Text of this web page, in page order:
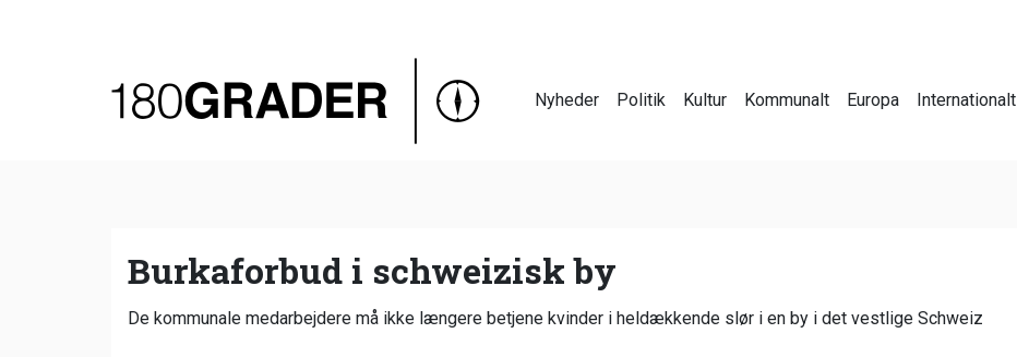
Nyheder Politik Kultur Kommunalt Europa Internationalt
Burkaforbud i schweizisk by
De kommunale medarbejdere må ikke længere betjene kvinder i heldækkende slør i en by i det vestlige Schweiz